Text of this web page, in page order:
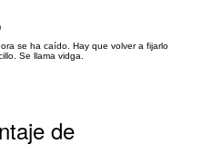
se ha caído. Hay que volver a fijarlo
Se llama vidga.
de